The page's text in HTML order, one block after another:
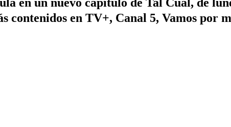
contenidos en TV+, Canal 5, Vamos por